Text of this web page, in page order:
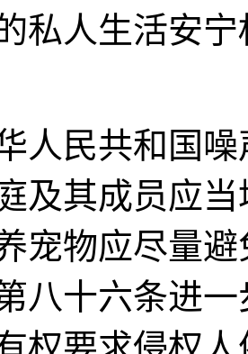
私人生活安
民共和国噪
及其成员应
宠物应尽量
八十六条进